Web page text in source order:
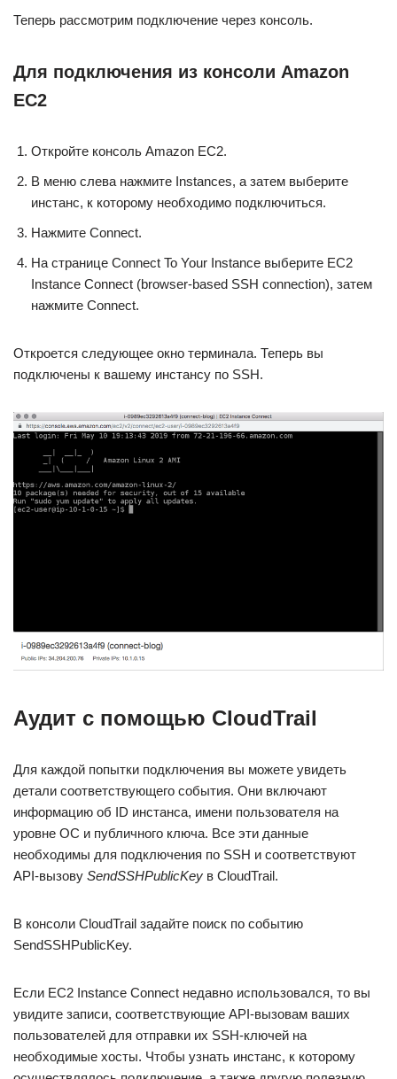
Теперь рассмотрим подключение через консоль.
Для подключения из консоли Amazon
EC2
Откройте консоль Amazon EC2.
В меню слева нажмите Instances, а затем выберите
инстанс, к которому необходимо подключиться.
Нажмите Connect.
На странице Connect To Your Instance выберите EC2
Instance Connect (browser-based SSH connection), затем
нажмите Connect.
Откроется следующее окно терминала. Теперь вы
подключены к вашему инстансу по SSH.
Аудит с помощью CloudTrail
Для каждой попытки подключения вы можете увидеть
детали соответствующего события. Они включают
информацию об ID инстанса, имени пользователя на
уровне ОС и публичного ключа. Все эти данные
необходимы для подключения по SSH и соответствуют
API-вызову SendSSHPublicKey в CloudTrail.
В консоли CloudTrail задайте поиск по событию
SendSSHPublicKey.
Если EC2 Instance Connect недавно использовался, то вы
увидите записи, соответствующие API-вызовам ваших
пользователей для отправки их SSH-ключей на
необходимые хосты. Чтобы узнать инстанс, к которому